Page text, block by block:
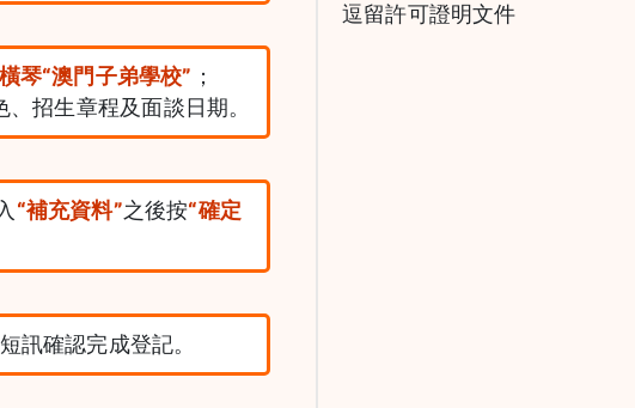
琴“澳門子弟學校” ；
招生章程及面談日期。
“補充資料”之後按“確定
訊確認完成登記。
逗留許可證明文件